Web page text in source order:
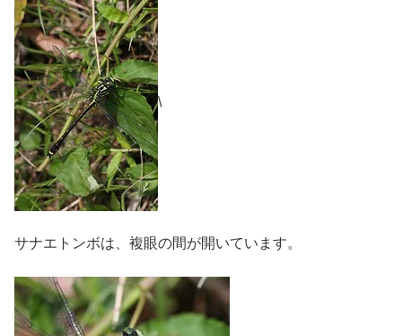
\
サナエトンボは、複眼の間が開いています。